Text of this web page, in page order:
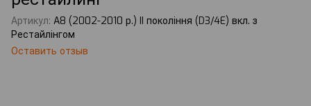
Артикул: A8 (2002-2010 р.) II покоління (D3/4E) вкл. з
Рестайлінгом
Оставить отзыв